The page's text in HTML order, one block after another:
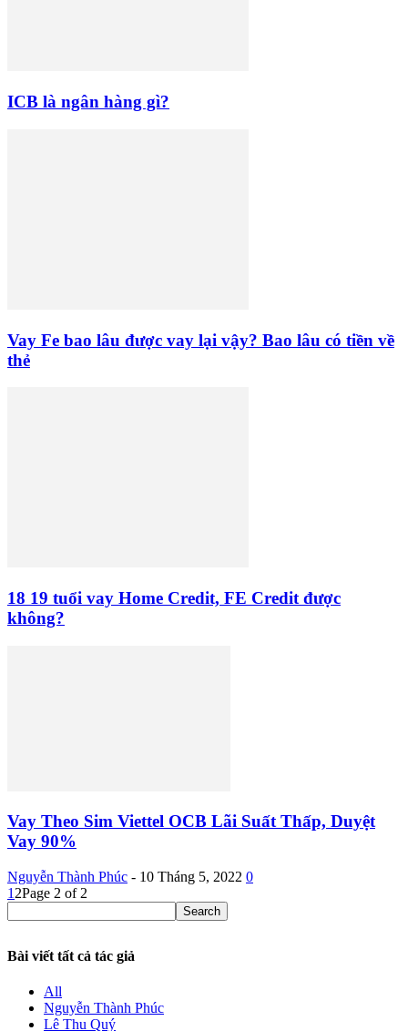
ICB là ngân hàng gì?
Vay Fe bao lâu được vay lại vậy? Bao lâu có tiền về
thẻ
18 19 tuổi vay Home Credit, FE Credit được
không?
Vay Theo Sim Viettel OCB Lãi Suất Thấp, Duyệt
Vay 90%
Nguyễn Thành Phúc - 10 Tháng 5, 2022 0
1 2Page 2 of 2
Bài viết tất cả tác giả
All
Nguyễn Thành Phúc
Lê Thu Quý